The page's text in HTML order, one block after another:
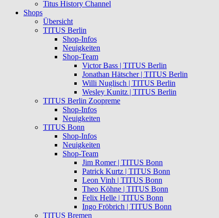
Titus History Channel
Shops
Übersicht
TITUS Berlin
Shop-Infos
Neuigkeiten
Shop-Team
Victor Bass | TITUS Berlin
Jonathan Hätscher | TITUS Berlin
Willi Nuglisch | TITUS Berlin
Wesley Kunitz | TITUS Berlin
TITUS Berlin Zoopreme
Shop-Infos
Neuigkeiten
TITUS Bonn
Shop-Infos
Neuigkeiten
Shop-Team
Jim Romer | TITUS Bonn
Patrick Kurtz | TITUS Bonn
Leon Vinh | TITUS Bonn
Theo Köhne | TITUS Bonn
Felix Helle | TITUS Bonn
Ingo Fröbrich | TITUS Bonn
TITUS Bremen